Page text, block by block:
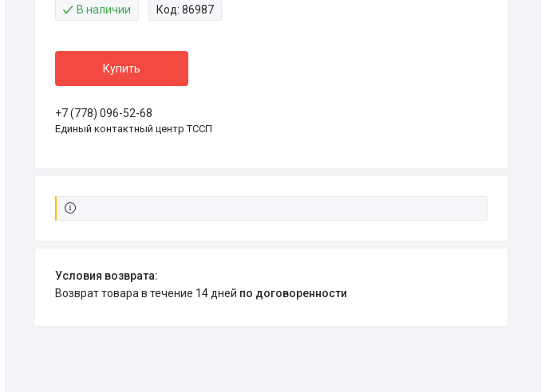
В наличии Код: 86987
Купить
+7 (778) 096-52-68
Единый контактный центр ТССП
возврат товара в течение 14 дней по договоренности